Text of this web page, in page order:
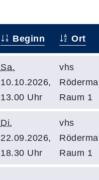
Beginn Ort
Sa.
10.10.2026,
13.00 Uhr
vhs
Raum 1
Di.
22.09.2026,
18.30 Uhr
vhs
Raum 1